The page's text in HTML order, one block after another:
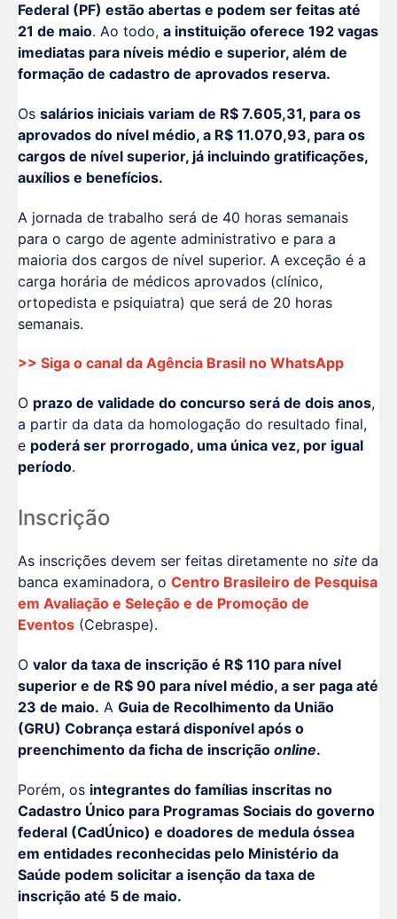
Federal (PF) estão abertas e podem ser feitas até
21 de maio. Ao todo, a instituição oferece 192 vagas
imediatas para níveis médio e superior, além de
formação de cadastro de aprovados reserva.
Os salários iniciais variam de R$ 7.605,31, para os
aprovados do nível médio, a R$ 11.070,93, para os
cargos de nível superior, já incluindo gratificações,
auxílios e benefícios.
A jornada de trabalho será de 40 horas semanais
para o cargo de agente administrativo e para a
maioria dos cargos de nível superior. A exceção é a
carga horária de médicos aprovados (clínico,
ortopedista e psiquiatra) que será de 20 horas
semanais.
>> Siga o canal da Agência Brasil no WhatsApp
O prazo de validade do concurso será de dois anos,
a partir da data da homologação do resultado final,
e poderá ser prorrogado, uma única vez, por igual
período.
Inscrição
As inscrições devem ser feitas diretamente no site da
banca examinadora, o Centro Brasileiro de Pesquisa
em Avaliação e Seleção e de Promoção de
Eventos (Cebraspe).
O valor da taxa de inscrição é R$ 110 para nível
superior e de R$ 90 para nível médio, a ser paga até
23 de maio. A Guia de Recolhimento da União
(GRU) Cobrança estará disponível após o
preenchimento da ficha de inscrição online.
Porém, os integrantes do famílias inscritas no
Cadastro Único para Programas Sociais do governo
federal (CadÚnico) e doadores de medula óssea
em entidades reconhecidas pelo Ministério da
Saúde podem solicitar a isenção da taxa de
inscrição até 5 de maio.